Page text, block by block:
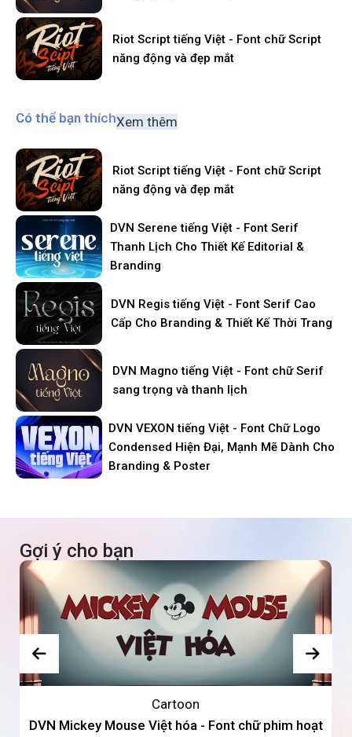
Riot Script tiếng Việt - Font chữ Script
năng động và đẹp mắt
Có thể bạn thíchXem thêm
Riot Script tiếng Việt - Font chữ Script
năng động và đẹp mắt
DVN Serene tiếng Việt - Font Serif
Thanh Lịch Cho Thiết Kế Editorial &
Branding
DVN Regis tiếng Việt - Font Serif Cao
Cấp Cho Branding & Thiết Kế Thời Trang
DVN Magno tiếng Việt - Font chữ Serif
sang trọng và thanh lịch
DVN VEXON tiếng Việt - Font Chữ Logo
Condensed Hiện Đại, Mạnh Mẽ Dành Cho
Branding & Poster
Gợi ý cho bạn
Cartoon
DVN Mickey Mouse Việt hóa - Font chữ phim hoạt